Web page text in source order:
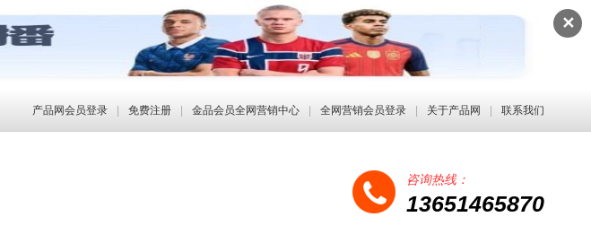
✕
产品网会员登录 免费注册 金品会员全网营销中心 全网营销会员登录 关于产品网 联系我们
咨询热线：
13651465870